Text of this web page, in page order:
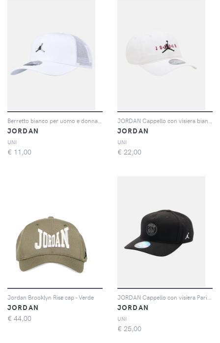
JORDAN
UNI
€ 11,00
JORDAN
UNI
€ 22,00
Jordan Brooklyn Rise cap - Verde
JORDAN
€ 44,00
JORDAN
UNI
€ 25,00